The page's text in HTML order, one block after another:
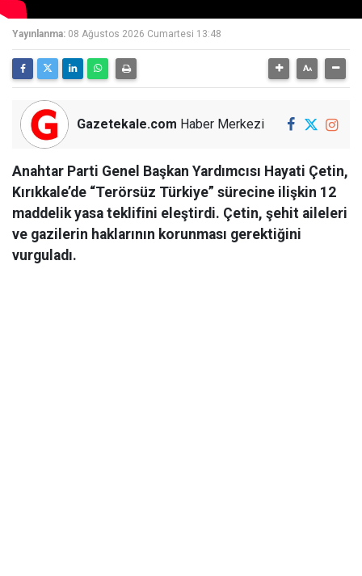
Yayınlanma: 08 Ağustos 2026 Cumartesi 13:48
Gazetekale.com Haber Merkezi
Anahtar Parti Genel Başkan Yardımcısı Hayati Çetin,
Kırıkkale’de “Terörsüz Türkiye” sürecine ilişkin 12
maddelik yasa teklifini eleştirdi. Çetin, şehit aileleri
ve gazilerin haklarının korunması gerektiğini
vurguladı.